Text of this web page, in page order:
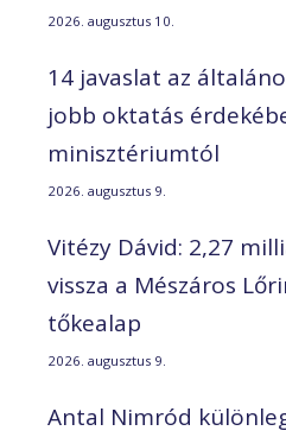
2026. augusztus 10.
14 javaslat az
jobb oktatás
minisztériumtól
2026. augusztus 9.
Vitézy Dávid: 2,27
vissza a Mészáros
tőkealap
2026. augusztus 9.
Antal Nimród